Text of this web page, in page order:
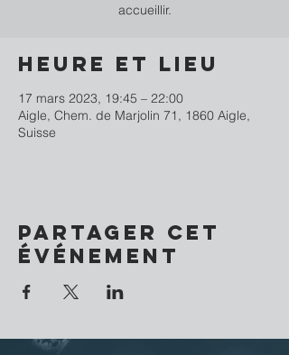
accueillir.
Heure et lieu
17 mars 2023, 19:45 – 22:00
Aigle, Chem. de Marjolin 71, 1860 Aigle,
Suisse
Partager cet
événement